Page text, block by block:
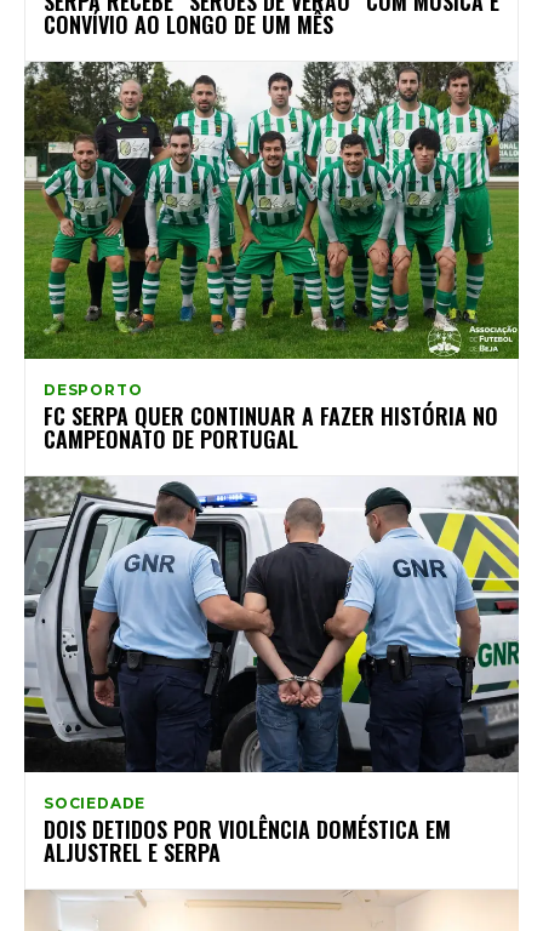
CONVÍVIO AO LONGO DE UM MÊS
DESPORTO
FC SERPA QUER CONTINUAR A FAZER HISTÓRIA NO
CAMPEONATO DE PORTUGAL
SOCIEDADE
DOIS DETIDOS POR VIOLÊNCIA DOMÉSTICA EM
ALJUSTREL E SERPA